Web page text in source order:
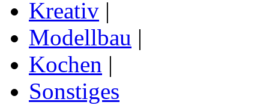
Kreativ |
Modellbau |
Kochen |
Sonstiges